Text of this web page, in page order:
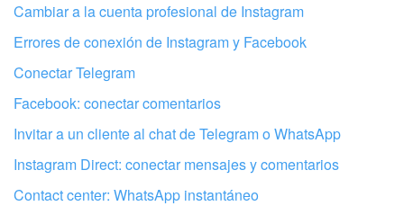
Cambiar a la cuenta profesional de Instagram
Errores de conexión de Instagram y Facebook
Conectar Telegram
Facebook: conectar comentarios
Invitar a un cliente al chat de Telegram o WhatsApp
Instagram Direct: conectar mensajes y comentarios
Contact center: WhatsApp instantáneo